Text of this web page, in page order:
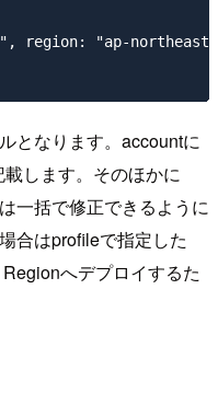
region: "ap-
となります。accountに
します。そのほかに
一括で修正できるように
合はprofileで指定した
へデプロイするた